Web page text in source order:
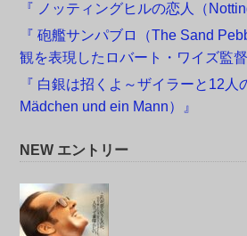
『 ノッティングヒルの恋人（
『 砲艦サンパブロ（The Sand
観を表現したロバート・ワイズ監
『 白銀は招くよ～ザイラーと12
Mädchen und ein Mann）』
NEW エントリー